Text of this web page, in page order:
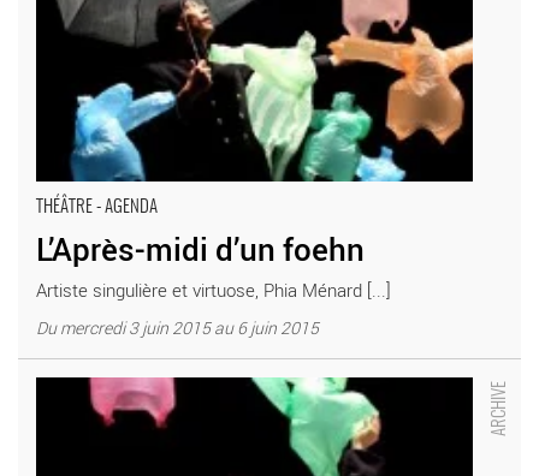
THÉÂTRE - AGENDA
L’Après-midi d’un foehn
Artiste singulière et virtuose, Phia Ménard [...]
Du mercredi 3 juin 2015 au 6 juin 2015
Phia Ménard - Critique sortie Théâtre Paris Le Monfort